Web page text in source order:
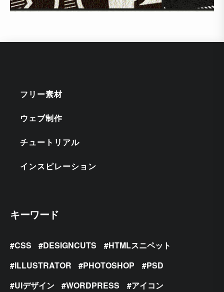
フリー素材
ウェブ制作
チュートリアル
インスピレーション
キーワード
CSS DESIGNCUTS
HTMLスニペット
ILLUSTRATOR
PHOTOSHOP
PSD
UIデザイン
WORDPRESS
アイコン